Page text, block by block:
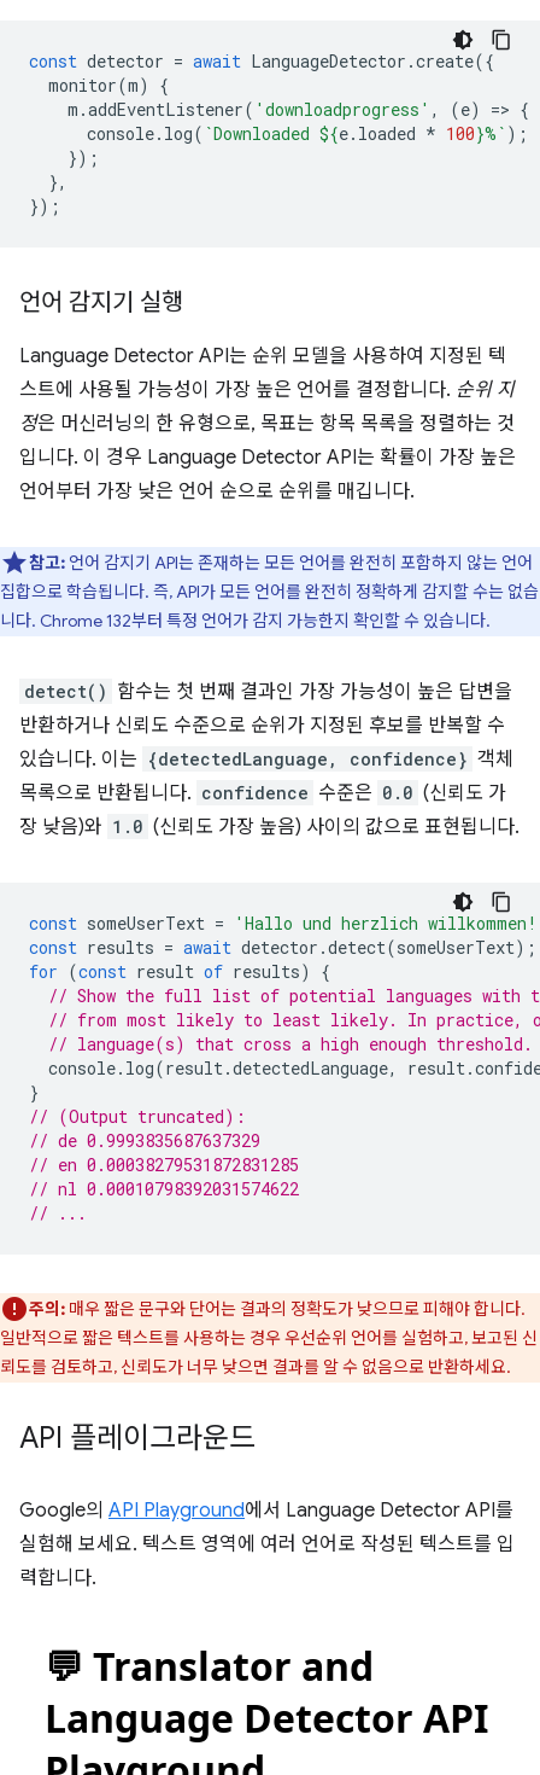
const detector = await LanguageDetector .create({
monitor(m)
{
m .addEventListener( 'downloadprogress' , (e) => {
console. log( `Downloaded ${e. loaded * 100}%` );
});
},
});
언어 감지기 실행
Language Detector API는 순위 모델을 사용하여 지정된 텍
스트에 사용될 가능성이 가장 높은 언어를 결정합니다. 순위 지
정은 머신러닝의 한 유형으로, 목표는 항목 목록을 정렬하는 것
입니다. 이 경우 Language Detector API는 확률이 가장 높은
언어부터 가장 낮은 언어 순으로 순위를 매깁니다.
참고: 언어 감지기 API는 존재하는 모든 언어를 완전히 포함하지 않는 언어
집합으로 학습됩니다. 즉, API가 모든 언어를 완전히 정확하게 감지할 수는 없습
니다. Chrome 132부터 특정 언어가 감지 가능한지 확인할 수 있습니다.
detect() 함수는 첫 번째 결과인 가장 가능성이 높은 답변을
반환하거나 신뢰도 수준으로 순위가 지정된 후보를 반복할 수
있습니다. 이는 {detectedLanguage, confidence} 객체
목록으로 반환됩니다. confidence 수준은 0.0 (신뢰도 가
장 낮음)와 1.0 (신뢰도 가장 높음) 사이의 값으로 표현됩니다.
const someUserText =
'Hallo und herzlich
const results = await detector .detect(someUserText);
for (const result of results)
{
// Show the full list of potential languages with
// from most likely to least likely. In practice,
// language(s) that cross a high enough threshold.
console. log(result.detectedLanguage, result.
}
// (Output truncated):
// de 0.9993835687637329
// en 0.00038279531872831285
// nl 0.00010798392031574622
// ...
주의: 매우 짧은 문구와 단어는 결과의 정확도가 낮으므로 피해야 합니다.
일반적으로 짧은 텍스트를 사용하는 경우 우선순위 언어를 실험하고, 보고된 신
뢰도를 검토하고, 신뢰도가 너무 낮으면 결과를 알 수 없음으로 반환하세요.
API 플레이그라운드
Google의 API Playground에서 Language Detector API를
실험해 보세요. 텍스트 영역에 여러 언어로 작성된 텍스트를 입
력합니다.